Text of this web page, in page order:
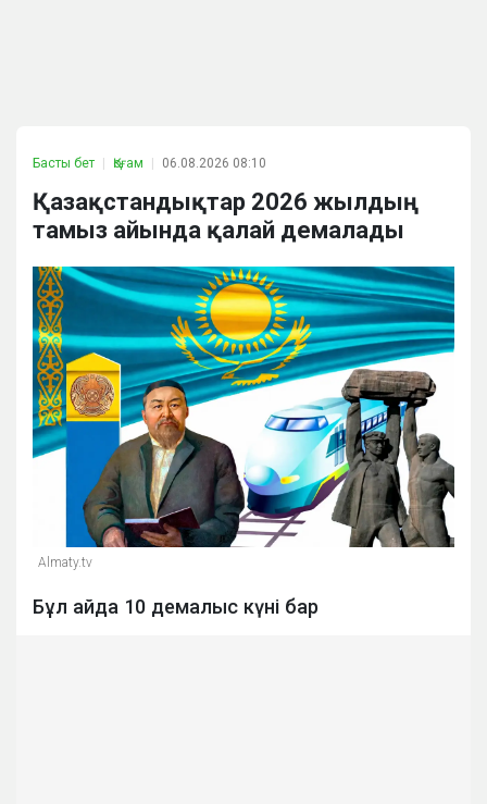
Басты бет Қоғам 06.08.2026 08:10
Қазақстандықтар 2026 жылдың
тамыз айында қалай демалады
Almaty.tv
Бұл айда 10 демалыс күні бар